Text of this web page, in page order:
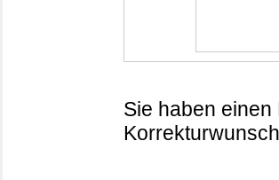
Sie haben